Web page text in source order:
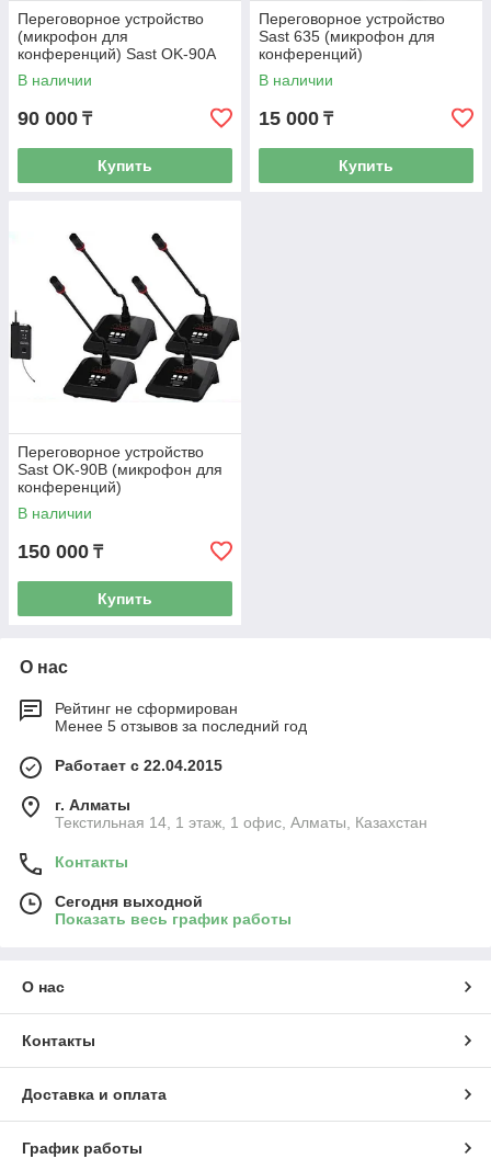
Переговорное устройство
(микрофон для
конференций) Sast OK-90A
В наличии
90 000 ₸
Купить
Переговорное устройство
Sast 635 (микрофон для
конференций)
В наличии
15 000 ₸
Купить
Переговорное устройство
Sast OK-90B (микрофон для
конференций)
В наличии
150 000 ₸
Купить
О нас
Рейтинг не сформирован
Менее 5 отзывов за последний год
Работает с 22.04.2015
г. Алматы
Текстильная 14, 1 этаж, 1 офис, Алматы, Казахстан
Контакты
Сегодня выходной
Показать весь график работы
О нас
Контакты
Доставка и оплата
График работы